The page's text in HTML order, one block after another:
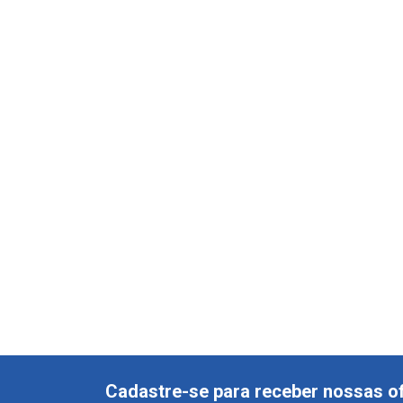
Cadastre-se para receber nossas